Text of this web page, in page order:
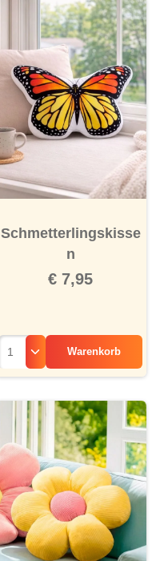
Schmetterlingskisse
n
€ 7,95
Warenkorb